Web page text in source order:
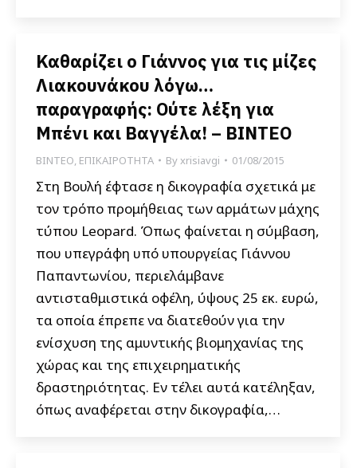
Καθαρίζει ο Γιάννος για τις μίζες
Λιακουνάκου λόγω…
παραγραφής: Ούτε λέξη για
Μπένι και Βαγγέλα! – ΒΙΝΤΕΟ
ΒΙΝΤΕΟ, ΕΠΙΚΑΙΡΟΤΗΤΑ Byxrisiavgi 01/08/2015
Στη Βουλή έφτασε η δικογραφία σχετικά με
τον τρόπο προμήθειας των αρμάτων μάχης
τύπου Leopard. Όπως φαίνεται η σύμβαση,
που υπεγράφη υπό υπουργείας Γιάννου
Παπαντωνίου, περιελάμβανε
αντισταθμιστικά οφέλη, ύψους 25 εκ. ευρώ,
τα οποία έπρεπε να διατεθούν για την
ενίσχυση της αμυντικής βιομηχανίας της
χώρας και της επιχειρηματικής
δραστηριότητας. Εν τέλει αυτά κατέληξαν,
όπως αναφέρεται στην δικογραφία,…